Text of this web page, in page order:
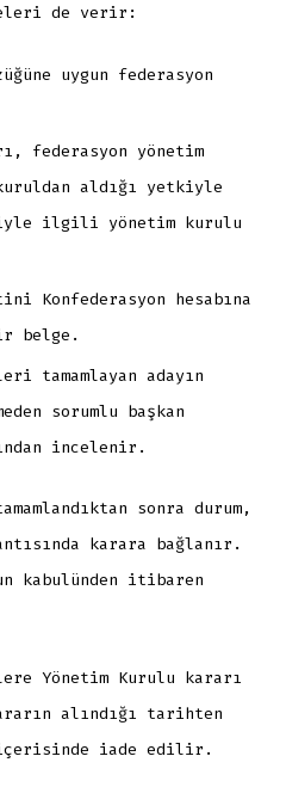
de verir:
uygun federasyon
federasyon yönetim
aldığı yetkiyle
ilgili yönetim kurulu
Konfederasyon hesabına
belge.
tamamlayan adayın
sorumlu başkan
incelenir.
sonra durum,
karara bağlanır.
kabulünden itibaren
Yönetim Kurulu kararı
alındığı tarihten
iade edilir.